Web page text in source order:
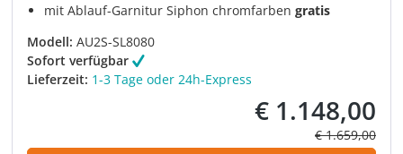
mit Ablauf-Garnitur Siphon chromfarbengratis
Modell: AU2S-SL8080
Sofort verfügbar
Lieferzeit: 1-3 Tage oder 24h-Express
Verkaufspreis:
€ 1.148,00
Regulärer
€ 1.659,00